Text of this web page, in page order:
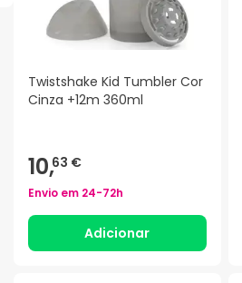
Twistshake Kid Tumbler Cor
Cinza +12m 360ml
10,63 €
Envio em 24-72h
Adicionar